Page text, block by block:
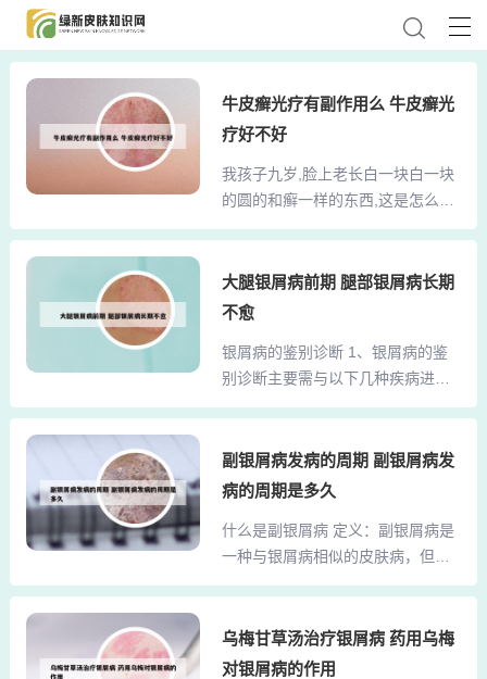
牛皮癣光疗有副作用么 牛皮癣光
疗好不好
我孩子九岁,脸上老长白一块白一块
的圆的和癣一样的东西,这是怎么回
事... 如有需要，应去医院根据医生
脸上出现一块块白色可能是由营养
不良、白色糠疹或蛔虫斑、风癣等
的症状，并结合具体情况采取相应
的治疗措施。如果情况严重或持续
不退，建议及时就医。家长发现孩
肠道寄生虫所致，急于给孩子驱
虫。实际上，这些白块在医学上被
花癣或链球菌性糠疹，常见于儿童
和青少年。对于小孩脸上...
大腿银屑病前期 腿部银屑病长期
不愈
银屑病的鉴别诊断 1、银屑病的鉴
别诊断主要需与以下几种疾病进行
区分：梅毒：皮疹相似性：梅毒的
似，甚至可能混杂在一起，造成诊
断上的困难。鉴别要点：通过化验
疹：皮疹特征：玫瑰糠疹的皮疹通
常具有特定的形态和分布，与银屑
病有所不同。2、银屑病的鉴别诊断
鉴别。 与慢性湿疹的鉴别： 临床表
现：慢性湿疹多由急性湿疹发展而
副银屑病发病的周期 副银屑病发
病的周期是多久
什么是副银屑病 定义：副银屑病是
一种与银屑病相似的皮肤病，但两
者在发病机制、临床表现以及组织
点滴型副银屑病：是临床较常见的
一种类型，主要表现为皮肤上的红
乌梅甘草汤治疗银屑病 药用乌梅
对银屑病的作用